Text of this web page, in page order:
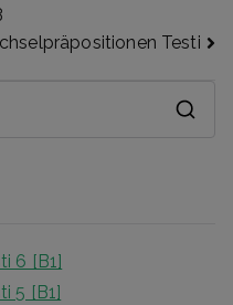
Testi
6 [B1]
5 [B1]